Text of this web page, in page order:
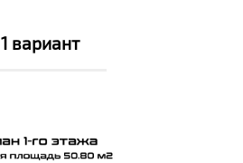
1 вариант